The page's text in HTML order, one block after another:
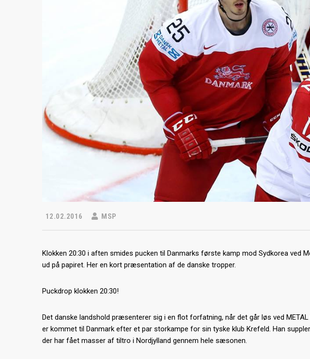
12.02.2016 MSP
Klokken 20:30 i aften smides pucken til Danmarks første kamp mod Sydkorea ved
ud på papiret. Her en kort præsentation af de danske tropper.
Puckdrop klokken 20:30!
Det danske landshold præsenterer sig i en flot forfatning, når det går løs ved METAL
er kommet til Danmark efter et par storkampe for sin tyske klub Krefeld. Han
der har fået masser af tiltro i Nordjylland gennem hele sæsonen.